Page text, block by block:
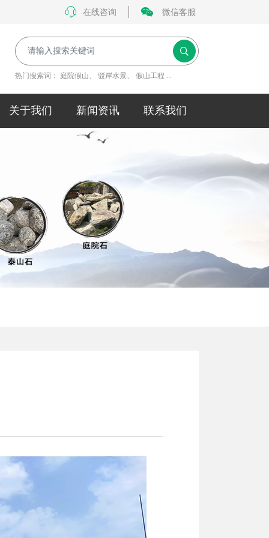
在线咨询 微信客服
热门搜索词： 庭院假山、 驳岸水景、 假山工程 ...
关于我们 新闻资讯 联系我们